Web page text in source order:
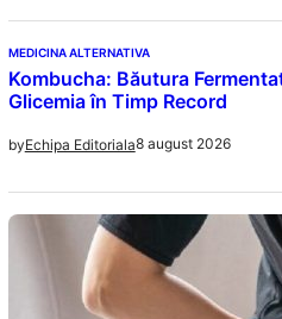
MEDICINA ALTERNATIVA
Kombucha: Băutura
Glicemia în Timp Record
byEchipa Editoriala8 august 2026